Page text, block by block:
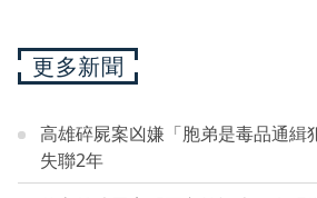
更多新聞
高雄碎屍案凶嫌「胞弟是毒品通
失聯2年